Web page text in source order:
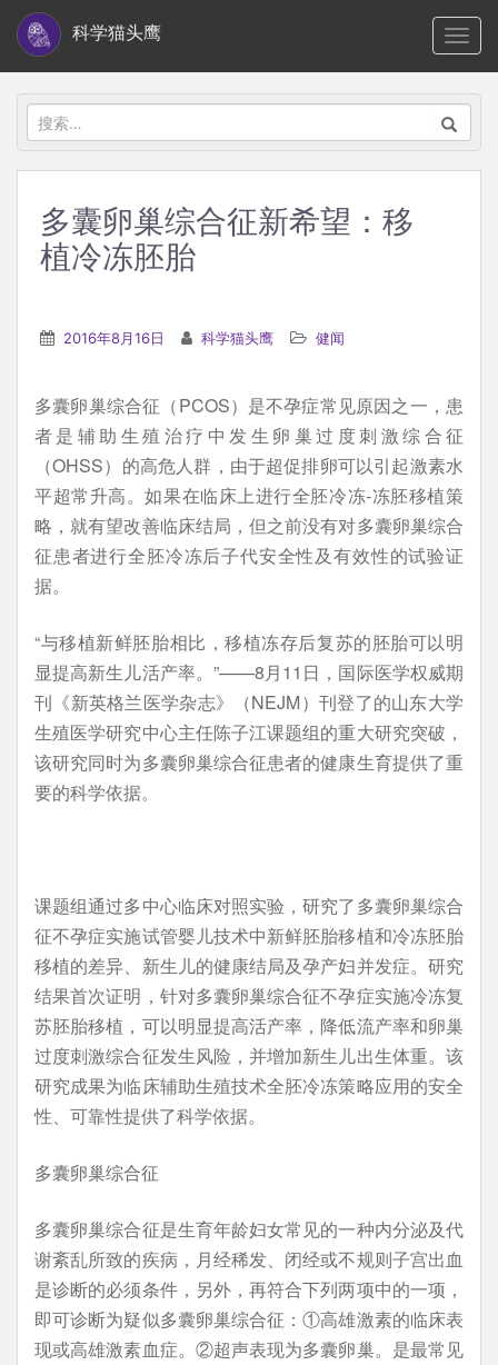
i
科学猫头鹰
搜
索：
多囊卵巢综合征新希望：移
植冷冻胚胎
2016年8月16日 科学猫头鹰 健闻
多囊卵巢综合征（PCOS）是不孕症常见原因之一，患
者是辅助生殖治疗中发生卵巢过度刺激综合征
（OHSS）的高危人群，由于超促排卵可以引起激素水
平超常升高。如果在临床上进行全胚冷冻-冻胚移植策
略，就有望改善临床结局，但之前没有对多囊卵巢综合
征患者进行全胚冷冻后子代安全性及有效性的试验证
据。
“与移植新鲜胚胎相比，移植冻存后复苏的胚胎可以明
显提高新生儿活产率。”——8月11日，国际医学权威期
刊《新英格兰医学杂志》（NEJM）刊登了的山东大学
生殖医学研究中心主任陈子江课题组的重大研究突破，
该研究同时为多囊卵巢综合征患者的健康生育提供了重
要的科学依据。
课题组通过多中心临床对照实验，研究了多囊卵巢综合
征不孕症实施试管婴儿技术中新鲜胚胎移植和冷冻胚胎
移植的差异、新生儿的健康结局及孕产妇并发症。研究
结果首次证明，针对多囊卵巢综合征不孕症实施冷冻复
苏胚胎移植，可以明显提高活产率，降低流产率和卵巢
过度刺激综合征发生风险，并增加新生儿出生体重。该
研究成果为临床辅助生殖技术全胚冷冻策略应用的安全
性、可靠性提供了科学依据。
多囊卵巢综合征
多囊卵巢综合征是生育年龄妇女常见的一种内分泌及代
谢紊乱所致的疾病，月经稀发、闭经或不规则子宫出血
是诊断的必须条件，另外，再符合下列两项中的一项，
即可诊断为疑似多囊卵巢综合征：①高雄激素的临床表
现或高雄激素血症。②超声表现为多囊卵巢。是最常见